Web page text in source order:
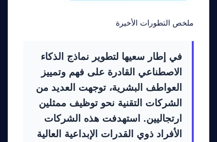
ملخص التطورات الأخيرة
في إطار سعيها لتطوير نماذج الذكاء
الاصطناعي القادرة على فهم وتمييز
العواطف البشرية، توجهت العديد من
الشركات التقنية نحو توظيف ممثلين
ارتجاليين. استهدفت هذه الشركات
الأفراد ذوي القدرات الإبداعية العالية